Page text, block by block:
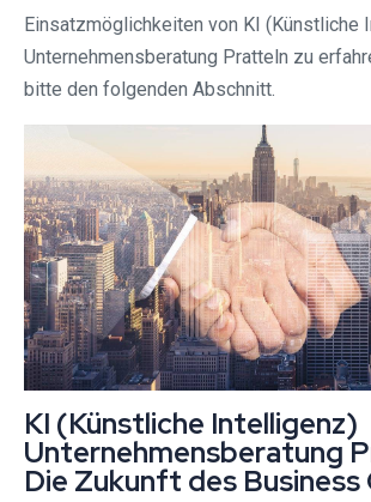
Einsatzmöglichkeiten von KI (Künstliche
Unternehmensberatung Pratteln zu
bitte den folgenden Abschnitt.
KI (Künstliche Intelligenz)
Unternehmensberatung
Die Zukunft des Business